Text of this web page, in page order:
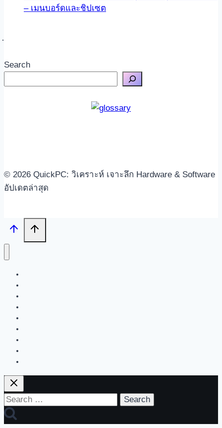
– เมนบอร์ดและชิปเซต
Search
© 2026 QuickPC: วิเคราะห์ เจาะลึก Hardware & Software
อัปเดตล่าสุด
Search
for: